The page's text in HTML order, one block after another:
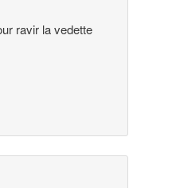
ravir la vedette